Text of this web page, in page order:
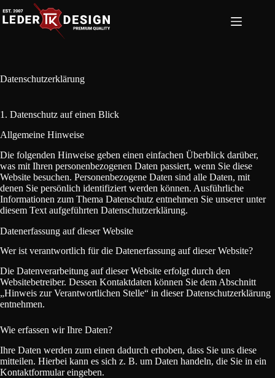
Inhalt
springen
Datenschutzerklärung
1. Datenschutz auf einen Blick
Allgemeine Hinweise
Die folgenden Hinweise geben einen einfachen Überblick darüber,
was mit Ihren personenbezogenen Daten passiert, wenn Sie diese
Website besuchen. Personenbezogene Daten sind alle Daten, mit
denen Sie persönlich identifiziert werden können. Ausführliche
Informationen zum Thema Datenschutz entnehmen Sie unserer unter
diesem Text aufgeführten Datenschutzerklärung.
Datenerfassung auf dieser Website
Wer ist verantwortlich für die Datenerfassung auf dieser Website?
Die Datenverarbeitung auf dieser Website erfolgt durch den
Websitebetreiber. Dessen Kontaktdaten können Sie dem Abschnitt
„Hinweis zur Verantwortlichen Stelle“ in dieser Datenschutzerklärung
entnehmen.
Wie erfassen wir Ihre Daten?
Ihre Daten werden zum einen dadurch erhoben, dass Sie uns diese
mitteilen. Hierbei kann es sich z. B. um Daten handeln, die Sie in ein
Kontaktformular eingeben.